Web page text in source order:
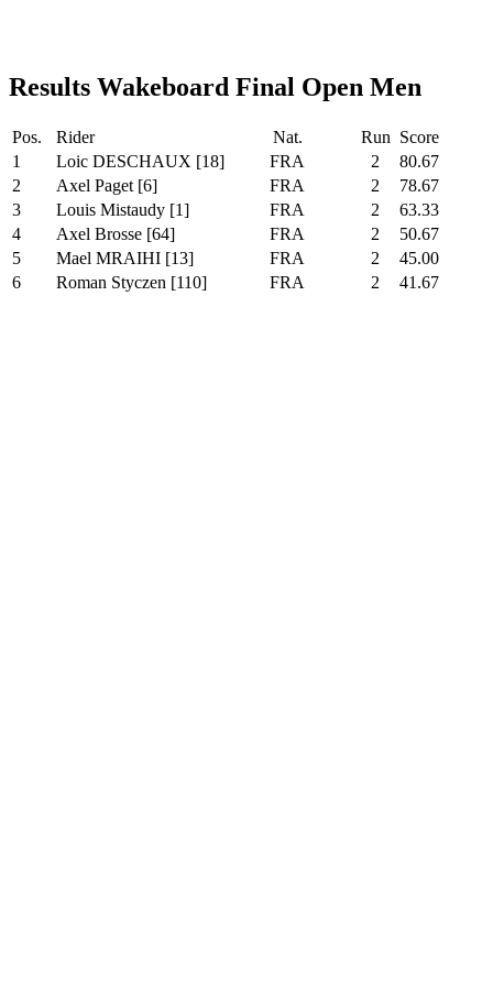
Results Wakeboard Final Open Men
Pos. Rider Nat. Run Score
1
Loic DESCHAUX [18] FRA 2
80.67
2
Axel Paget [6] FRA 2
78.67
3
Louis Mistaudy [1] FRA 2
63.33
4
Axel Brosse [64] FRA 2
50.67
5
Mael MRAIHI [13] FRA 2
45.00
6
Roman Styczen [110] FRA 2 41.67